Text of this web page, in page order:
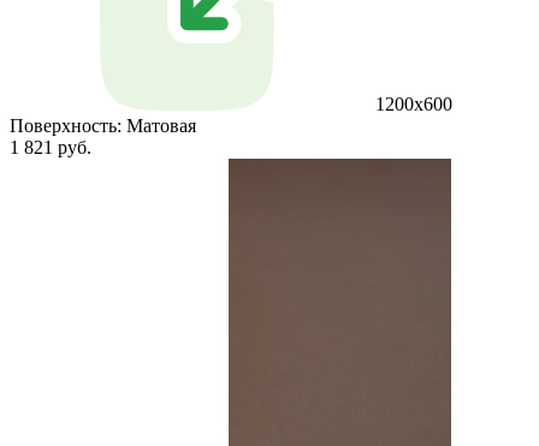
1200х600
Поверхность: Матовая
1 821 руб.